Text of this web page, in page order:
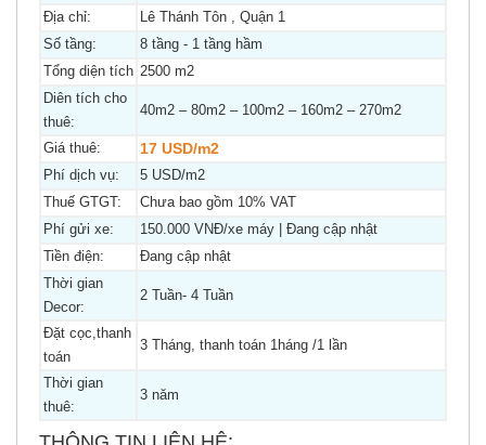
Địa chỉ:
Lê Thánh Tôn , Quận 1
Số tầng:
8 tầng - 1 tầng hầm
Tổng diện tích 2500 m2
Diên tích cho
thuê:
40m2 – 80m2 – 100m2 – 160m2 – 270m2
Giá thuê: 17 USD/m2
Phí dịch vụ:
5 USD/m2
Thuế GTGT:
Chưa bao gồm 10% VAT
Phí gửi xe:
150.000 VNĐ/xe máy | Đang cập nhật
Tiền điện:
Đang cập nhật
Thời gian
Decor:
2 Tuần- 4 Tuần
Đặt cọc,thanh
toán
3 Tháng, thanh toán 1háng /1 lần
Thời gian
thuê:
3 năm